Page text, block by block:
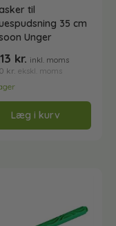
til
35 cm
Unger
kr. inkl. moms
kr. ekskl. moms
Læg i kurv